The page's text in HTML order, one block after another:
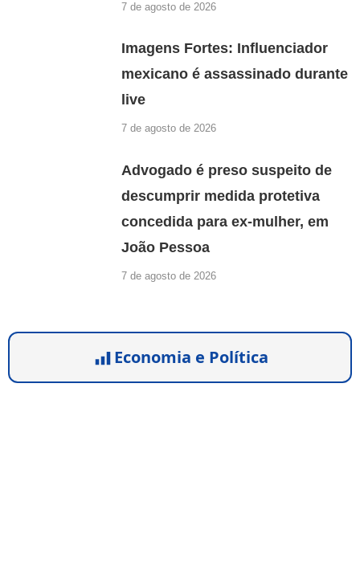
7 de agosto de 2026
Imagens Fortes: Influenciador
mexicano é assassinado durante
live
7 de agosto de 2026
Advogado é preso suspeito de
descumprir medida protetiva
concedida para ex-mulher, em
João Pessoa
7 de agosto de 2026
Economia e Política